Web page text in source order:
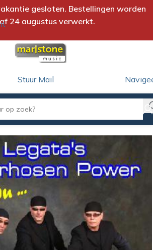
gesloten. Bestellingen worden
24 augustus verwerkt.
Stuur Mail